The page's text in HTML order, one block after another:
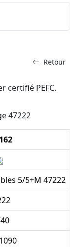
Retour
certifié PEFC.
47222
5/5+M 47222